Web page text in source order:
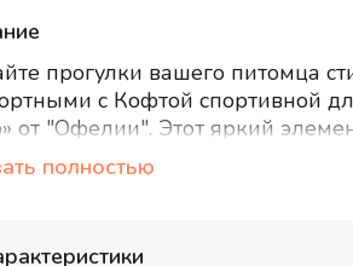
прогулки вашего питомца
с Кофтой спортивной
от "Офелии". Этот яркий
подходит для прохладной
игр.
высокого качества, эта кофта
полностью